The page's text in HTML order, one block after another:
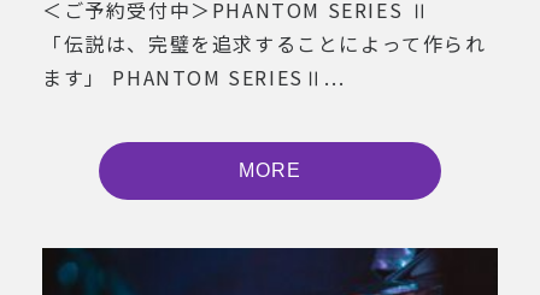
＜ご予約受付中＞PHANTOM SERIES Ⅱ
「伝説は、完璧を追求することによって作られ
ます」 PHANTOM SERIESⅡ...
MORE